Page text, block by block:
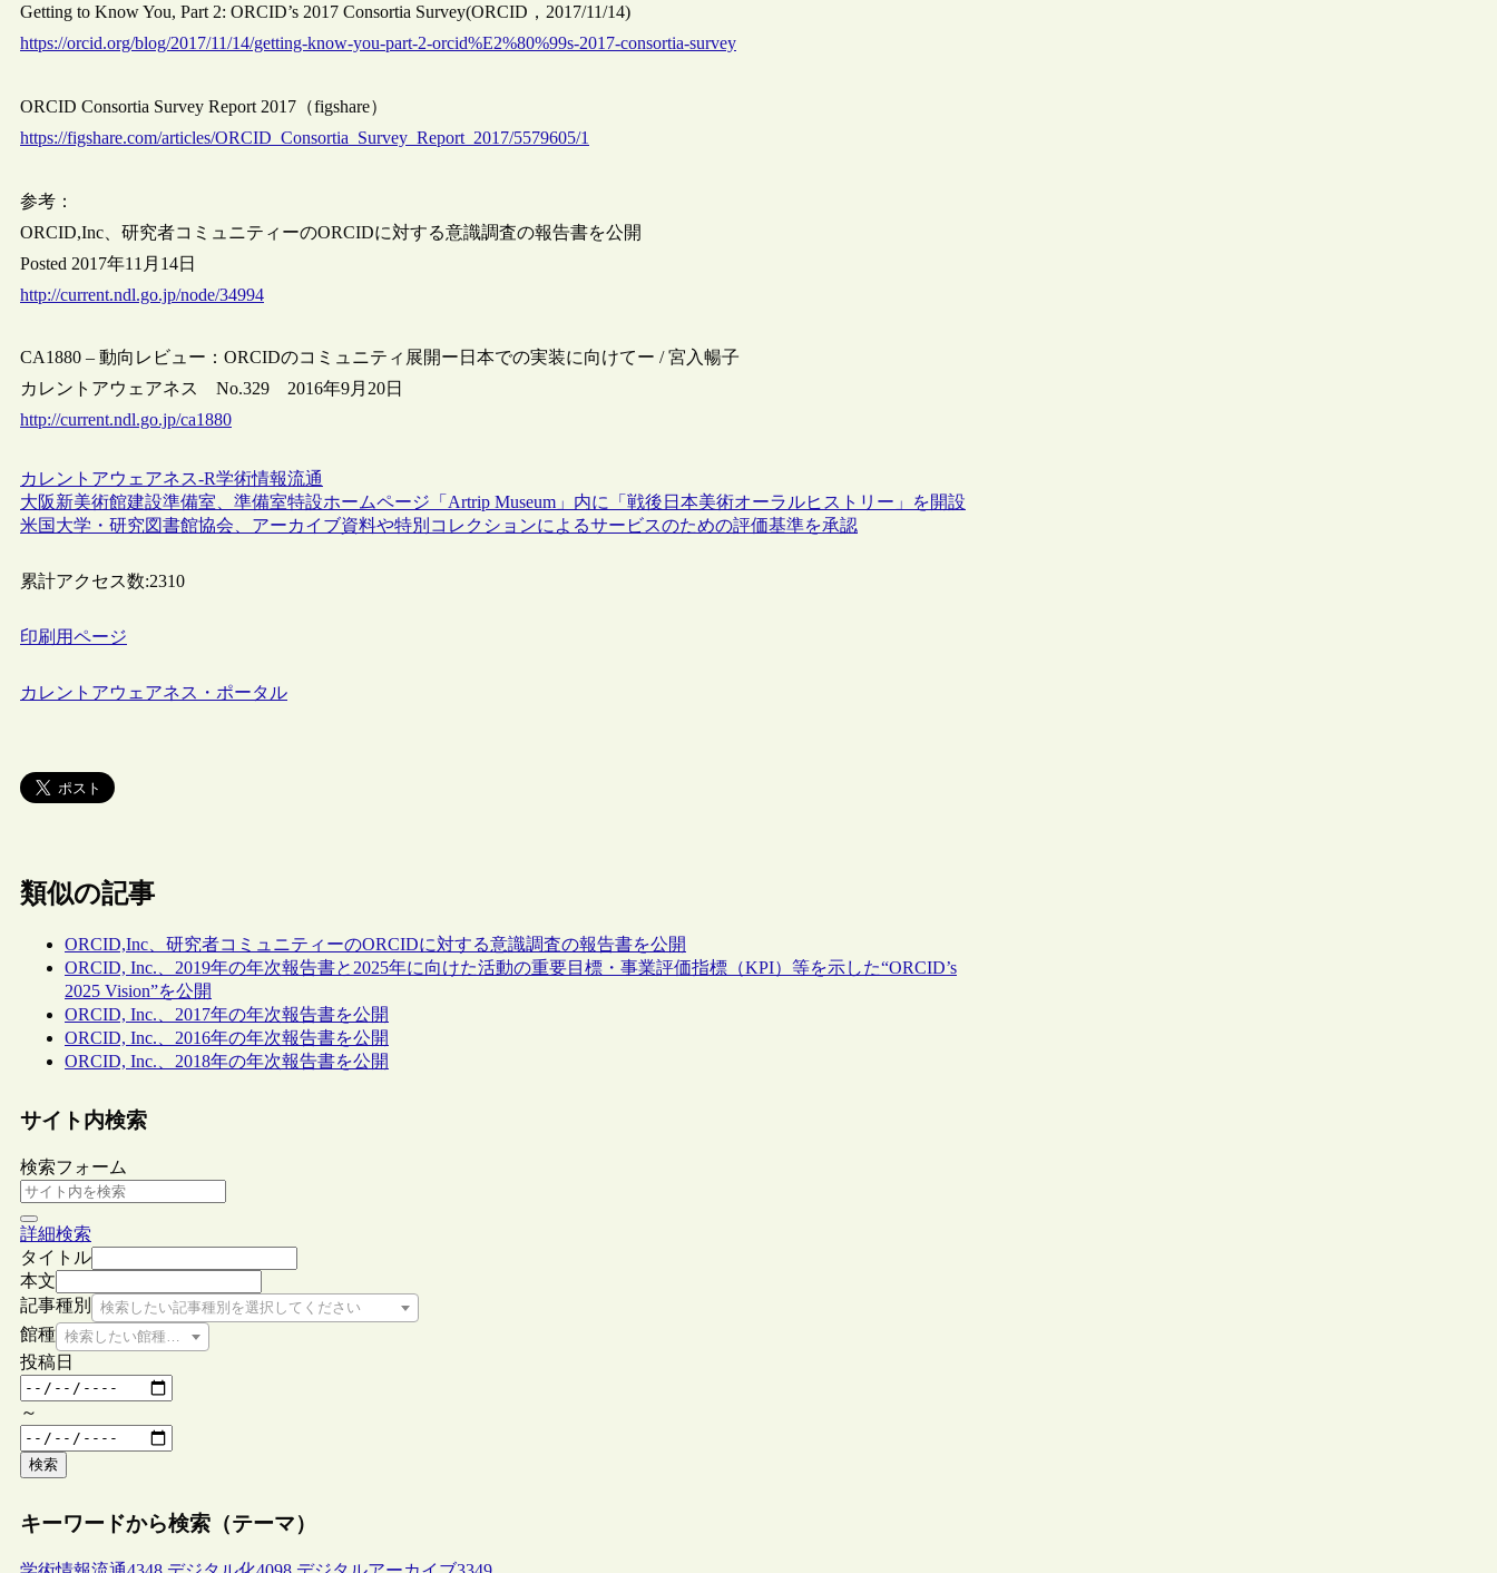
Getting to Know You, Part 2: ORCID’s 2017 Consortia Survey(ORCID，2017/11/14)
https://orcid.org/blog/2017/11/14/getting-know-you-part-2-orcid%E2%80%99s-2017-consortia-survey
ORCID Consortia Survey Report 2017（figshare）
https://figshare.com/articles/ORCID_Consortia_Survey_Report_2017/5579605/1
参考：
ORCID,Inc、研究者コミュニティーのORCIDに対する意識調査の報告書を公開
Posted 2017年11月14日
http://current.ndl.go.jp/node/34994
CA1880 – 動向レビュー：ORCIDのコミュニティ展開ー日本での実装に向けてー / 宮入暢子
カレントアウェアネス No.329 2016年9月20日
http://current.ndl.go.jp/ca1880
カレントアウェアネス-R学術情報流通
大阪新美術館建設準備室、準備室特設ホームページ「Artrip Museum」内に「戦後日本美術オーラルヒストリー」を開設
米国大学・研究図書館協会、アーカイブ資料や特別コレクションによるサービスのための評価基準を承認
累計アクセス数:2310
印刷用ページ
カレントアウェアネス・ポータル
類似の記事
ORCID,Inc、研究者コミュニティーのORCIDに対する意識調査の報告書を公開
ORCID, Inc.、2019年の年次報告書と2025年に向けた活動の重要目標・事業評価指標（KPI）等を示した“ORCID’s
2025 Vision”を公開
ORCID, Inc.、2017年の年次報告書を公開
ORCID, Inc.、2016年の年次報告書を公開
ORCID, Inc.、2018年の年次報告書を公開
サイト内検索
検索フォーム
詳細検索
タイトル
本文
記事種別
検索したい記事種別を選択してください
館種 検索したい館種を選択してください
投稿日
～
検索
キーワードから検索（テーマ）